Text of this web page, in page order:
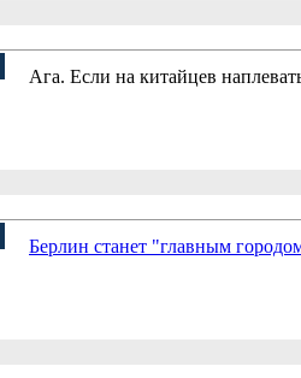
Ага. Если на китайцев
Берлин станет "главным